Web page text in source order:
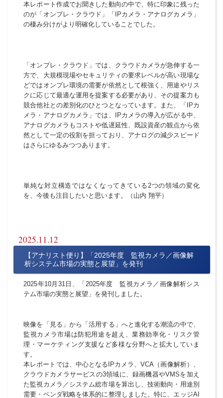
本レポート作成でお聞きした動向の中で、特に印象に残った
のが「オンプレ・クラウド」「IPカメラ・アナログカメラ」
の棲み分けがより明確化していることでした。
「オンプレ・クラウド」では、クラウドカメラが急伸する一
方で、大規模現場やセキュリティの要求レベルが高い現場な
どではオンプレ環境の需要が依然として根強く、用途やリス
クに応じて最適な運用を提案する必要があり、その提案力も
競合他社との差別化のひとつとなっています。また、「IPカ
メラ・アナログカメラ」では、IPカメラの導入が広がる中、
アナログカメラもコストや低遅延性、既設資産の観点から依
然として一定の役割を担っており、アナログの減少スピード
はさらにゆるみつつあります。
単純な対立構造ではなくなってきている2つの領域の変化
を、今後も注目したいと思います。（山内 翔平）
2025.11.12
【アナリスト便り】「2025年度 監視カメラ／画像解
析システム市場の実態と展望」を発刊
2025年10月31日、「2025年度 監視カメラ／画像解析シス
テム市場の実態と展望」を発刊しました。
映像を「見る」から「活用する」へと進化する潮流の中で、
監視カメラ市場は防犯用途を超え、業務効率化・リスク管
理・マーケティング支援など多様な分野へと拡大していま
す。
本レポートでは、中心となるIPカメラ、VCA（画像解析）、
クラウドカメラサービスの3領域に、録画機器やVMSを加え
た監視カメラ／システム総市場を算出し、技術動向・用途別
需要・ベンダ戦略を体系的に整理しました。特に、エッジAI